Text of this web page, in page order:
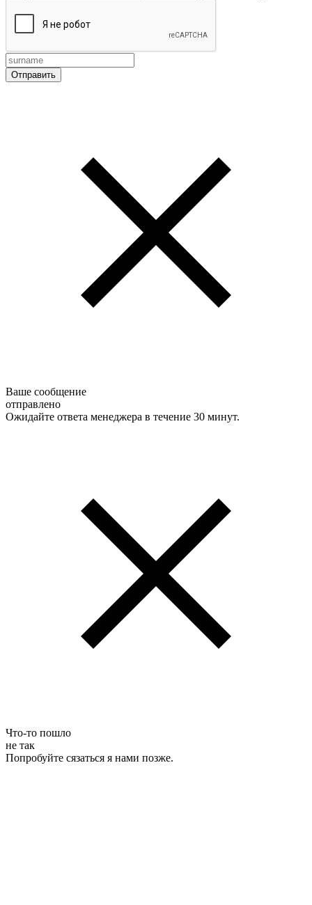
Ваше сообщение
отправлено
Ожидайте ответа менеджера в течение 30 минут.
Что-то пошло
не так
Попробуйте сязаться я нами позже.